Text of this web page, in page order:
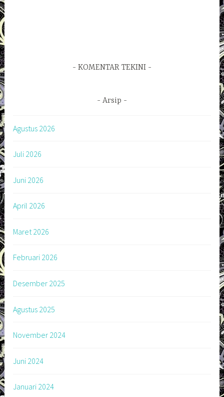
KOMENTAR TEKINI
Arsip
Agustus 2026
Juli 2026
Juni 2026
April 2026
Maret 2026
Februari 2026
Desember 2025
Agustus 2025
November 2024
Juni 2024
Januari 2024